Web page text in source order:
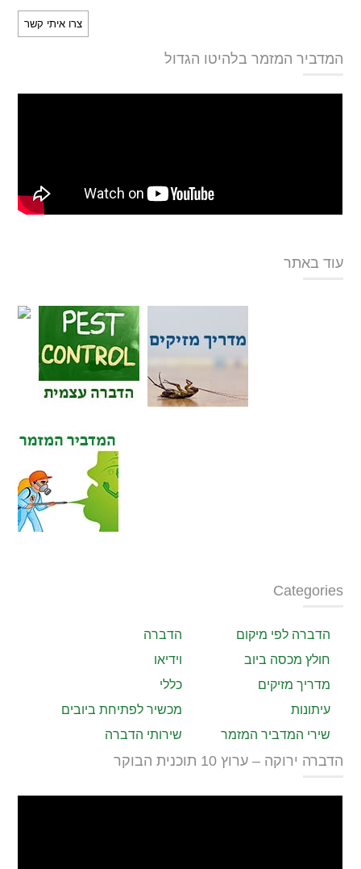
המדביר המזמר בלהיטו הגדול
עוד באתר
Categories
הדברה
הדברה לפי מיקום
וידיאו
חולץ מכסה ביוב
כללי
מדריך מזיקים
מכשיר לפתיחת ביובים
עיתונות
שירותי הדברה
שירי המדביר המזמר
הדברה ירוקה – ערוץ 10 תוכנית הבוקר